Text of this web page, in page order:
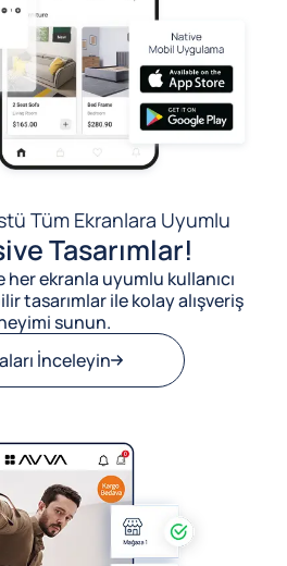
Tüm Ekranlara Uyumlu
Tasarımlar!
her ekranla uyumlu kullanıcı
tasarımlar ile kolay alışveriş
sunun.
İnceleyin